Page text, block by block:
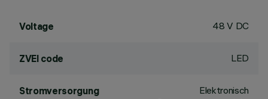
Voltage 48 V DC
ZVEI code LED
Stromversorgung
Elektronisch